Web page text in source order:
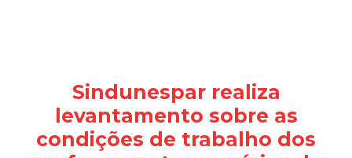
Sindunespar realiza
levantamento sobre as
condições de trabalho dos